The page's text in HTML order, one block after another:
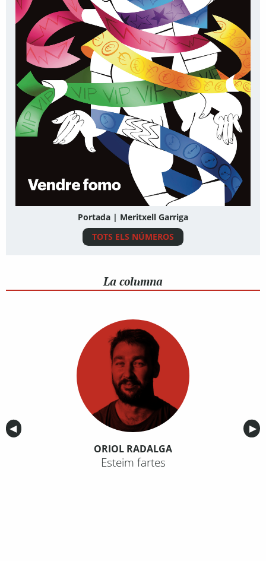
Portada | Meritxell Garriga
TOTS ELS NÚMEROS
La columna
Anterior
◀︎ ▶︎
ORIOL RADALGA
Esteim fartes